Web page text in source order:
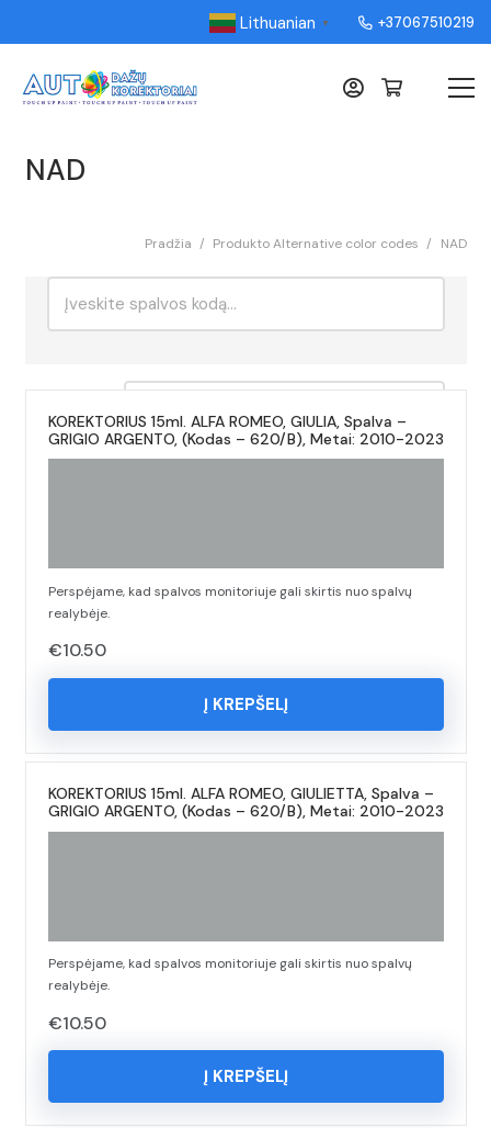
Lithuanian ▼ +37067510219
NAD
Pradžia / Produkto Alternative color codes / NAD
KOREKTORIUS 15ml. ALFA ROMEO, GIULIA, Spalva –
GRIGIO ARGENTO, (Kodas – 620/B), Metai: 2010-2023
Perspėjame, kad spalvos monitoriuje gali skirtis nuo spalvų
realybėje.
€10.50
Į KREPŠELĮ
KOREKTORIUS 15ml. ALFA ROMEO, GIULIETTA, Spalva –
GRIGIO ARGENTO, (Kodas – 620/B), Metai: 2010-2023
Perspėjame, kad spalvos monitoriuje gali skirtis nuo spalvų
realybėje.
€10.50
Į KREPŠELĮ